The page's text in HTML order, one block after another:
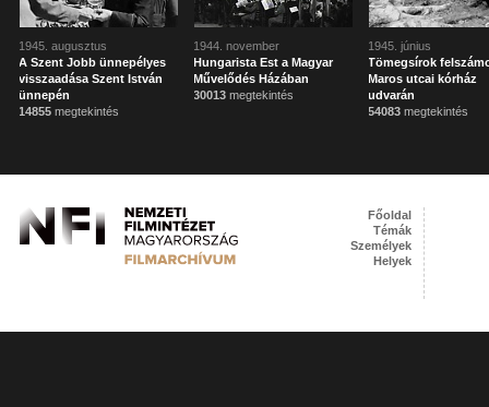
1945. augusztus
A Szent Jobb ünnepélyes
visszaadása Szent István
ünnepén
14855 megtekintés
1944. november
Hungarista Est a Magyar
Művelődés Házában
30013 megtekintés
1945. június
Tömegsírok
Maros utcai kórház
udvarán
54083 megtekintés
Főoldal
Témák
Személyek
Helyek